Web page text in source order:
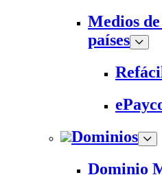
Medios
países
Dominios
Dominio